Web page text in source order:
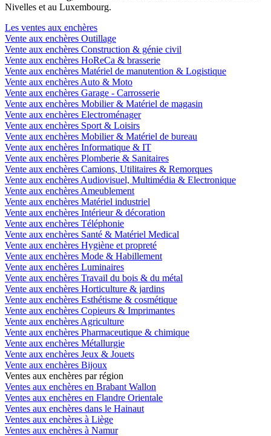
Nivelles et au Luxembourg.
Les ventes aux enchères
Vente aux enchères Outillage
Vente aux enchères Construction & génie civil
Vente aux enchères HoReCa & brasserie
Vente aux enchères Matériel de manutention & Logistique
Vente aux enchères Auto & Moto
Vente aux enchères Garage - Carrosserie
Vente aux enchères Mobilier & Matériel de magasin
Vente aux enchères Electroménager
Vente aux enchères Sport & Loisirs
Vente aux enchères Mobilier & Matériel de bureau
Vente aux enchères Informatique & IT
Vente aux enchères Plomberie & Sanitaires
Vente aux enchères Camions, Utilitaires & Remorques
Vente aux enchères Audiovisuel, Multimédia & Electronique
Vente aux enchères Ameublement
Vente aux enchères Matériel industriel
Vente aux enchères Intérieur & décoration
Vente aux enchères Téléphonie
Vente aux enchères Santé & Matériel Medical
Vente aux enchères Hygiène et propreté
Vente aux enchères Mode & Habillement
Vente aux enchères Luminaires
Vente aux enchères Travail du bois & du métal
Vente aux enchères Horticulture & jardins
Vente aux enchères Esthétisme & cosmétique
Vente aux enchères Copieurs & Imprimantes
Vente aux enchères Agriculture
Vente aux enchères Pharmaceutique & chimique
Vente aux enchères Métallurgie
Vente aux enchères Jeux & Jouets
Vente aux enchères Bijoux
Ventes aux enchères par région
Ventes aux enchères en Brabant Wallon
Ventes aux enchères en Flandre Orientale
Ventes aux enchères dans le Hainaut
Ventes aux enchères à Liège
Ventes aux enchères à Namur